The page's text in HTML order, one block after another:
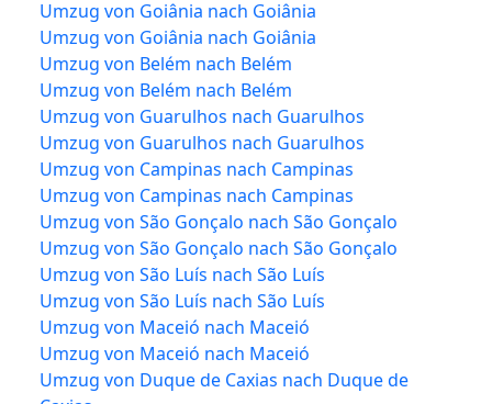
Umzug von Goiânia nach Goiânia
Umzug von Goiânia nach Goiânia
Umzug von Belém nach Belém
Umzug von Belém nach Belém
Umzug von Guarulhos nach Guarulhos
Umzug von Guarulhos nach Guarulhos
Umzug von Campinas nach Campinas
Umzug von Campinas nach Campinas
Umzug von São Gonçalo nach São Gonçalo
Umzug von São Gonçalo nach São Gonçalo
Umzug von São Luís nach São Luís
Umzug von São Luís nach São Luís
Umzug von Maceió nach Maceió
Umzug von Maceió nach Maceió
Umzug von Duque de Caxias nach Duque de